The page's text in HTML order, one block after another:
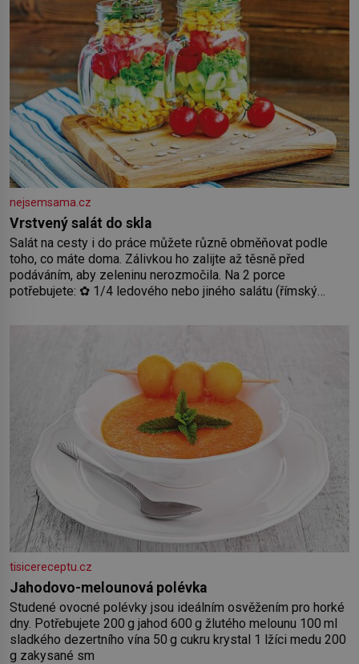
nejsemsama.cz
Vrstvený salát do skla
Salát na cesty i do práce můžete různě obměňovat podle
toho, co máte doma. Zálivkou ho zalijte až těsně před
podáváním, aby zeleninu nerozmočila. Na 2 porce
potřebujete: ✿ 1/4 ledového nebo jiného salátu (římský
2 rajčata Zálivka: ✿ 4 lžíce olivového oleje ✿ 1 lžíci citronové
tisicereceptu.cz
Jahodovo-melounová polévka
Studené ovocné polévky jsou ideálním osvěžením pro horké
dny. Potřebujete 200 g jahod 600 g žlutého melounu 100 ml
sladkého dezertního vína 50 g cukru krystal 1 lžíci medu 200
g zakysané sm